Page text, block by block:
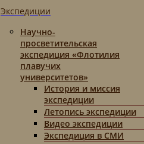
Экспедиции
Научно-
просветительская
экспедиция «Флотилия
плавучих
университетов»
История и миссия
экспедиции
Летопись экспедиции
Видео экспедиции
Экспедиция в СМИ